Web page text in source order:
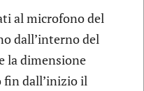
al microfono del
dall’interno del
la dimensione
fin dall’inizio il